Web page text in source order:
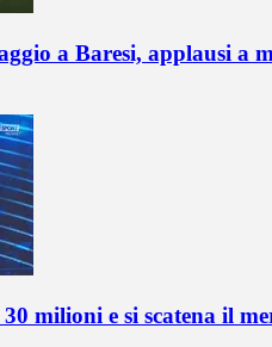
a Baresi, applausi a
milioni e si scatena il